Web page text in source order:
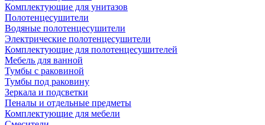
Комплектующие для унитазов
Полотенцесушители
Водяные полотенцесушители
Электрические полотенцесушители
Комплектующие для полотенцесушителей
Мебель для ванной
Тумбы с раковиной
Тумбы под раковину
Зеркала и подсветки
Пеналы и отдельные предметы
Комплектующие для мебели